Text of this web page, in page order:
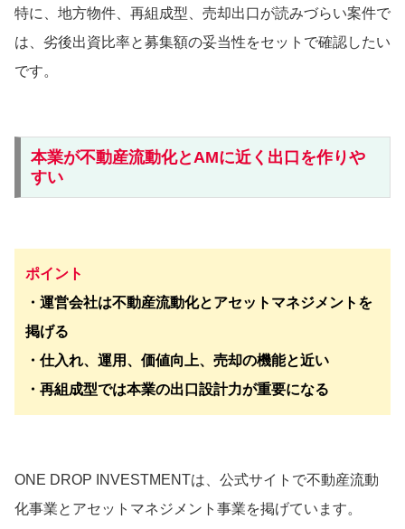
特に、地方物件、再組成型、売却出口が読みづらい案件で
は、劣後出資比率と募集額の妥当性をセットで確認したい
です。
本業が不動産流動化とAMに近く出口を作りや
すい
ポイント
・運営会社は不動産流動化とアセットマネジメントを
掲げる
・仕入れ、運用、価値向上、売却の機能と近い
・再組成型では本業の出口設計力が重要になる
ONE DROP INVESTMENTは、公式サイトで不動産流動
化事業とアセットマネジメント事業を掲げています。